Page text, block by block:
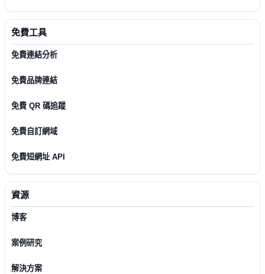
免費工具
免費連結分析
免費品牌連結
免費 QR 碼追蹤
免費自訂網域
免費短網址 API
資源
博客
案例研究
解決方案